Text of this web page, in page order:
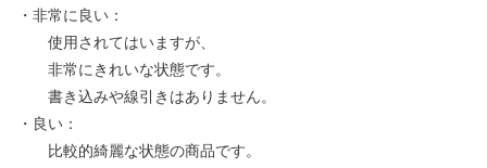
・非常に良い：
使用されてはいますが、
非常にきれいな状態です。
書き込みや線引きはありません。
・良い：
比較的綺麗な状態の商品です。